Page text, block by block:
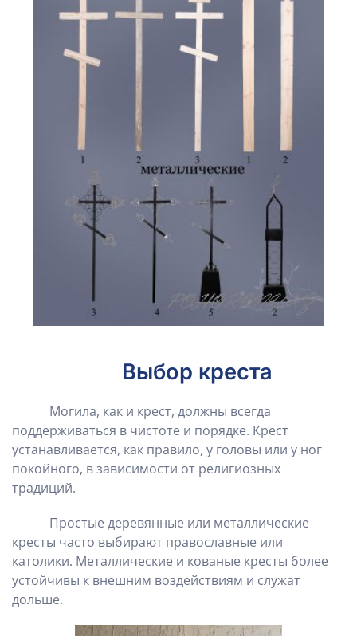
Выбор креста
Могила, как и крест, должны всегда
поддерживаться в чистоте и порядке. Крест
устанавливается, как правило, у головы или у ног
покойного, в зависимости от религиозных
традиций.
Простые деревянные или металлические
кресты часто выбирают православные или
католики. Металлические и кованые кресты более
устойчивы к внешним воздействиям и служат
дольше.